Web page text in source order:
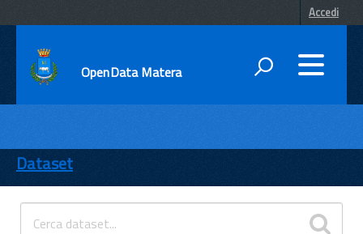
Accedi
OpenData Matera
ENTI
TEMI
INFORMAZIONI
Dataset